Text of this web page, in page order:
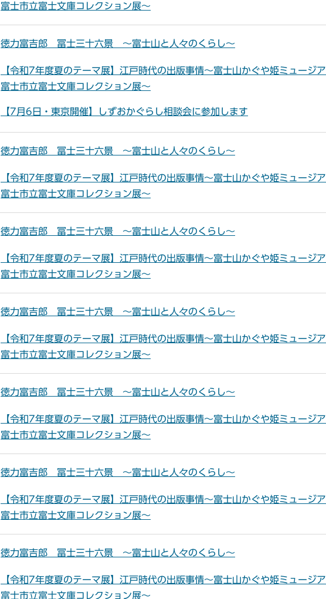
富士市立富士文庫コレクション展～
徳力富吉郎 冨士三十六景 ～富士山と人々のくらし～
【令和7年度夏のテーマ展】江戸時代の出版事情～富士山かぐや姫ミュージア
富士市立富士文庫コレクション展～
【7月6日・東京開催】しずおかぐらし相談会に参加します
徳力富吉郎 冨士三十六景 ～富士山と人々のくらし～
【令和7年度夏のテーマ展】江戸時代の出版事情～富士山かぐや姫ミュージア
富士市立富士文庫コレクション展～
徳力富吉郎 冨士三十六景 ～富士山と人々のくらし～
【令和7年度夏のテーマ展】江戸時代の出版事情～富士山かぐや姫ミュージア
富士市立富士文庫コレクション展～
徳力富吉郎 冨士三十六景 ～富士山と人々のくらし～
【令和7年度夏のテーマ展】江戸時代の出版事情～富士山かぐや姫ミュージア
富士市立富士文庫コレクション展～
徳力富吉郎 冨士三十六景 ～富士山と人々のくらし～
【令和7年度夏のテーマ展】江戸時代の出版事情～富士山かぐや姫ミュージア
富士市立富士文庫コレクション展～
徳力富吉郎 冨士三十六景 ～富士山と人々のくらし～
【令和7年度夏のテーマ展】江戸時代の出版事情～富士山かぐや姫ミュージア
富士市立富士文庫コレクション展～
徳力富吉郎 冨士三十六景 ～富士山と人々のくらし～
【令和7年度夏のテーマ展】江戸時代の出版事情～富士山かぐや姫ミュージア
富士市立富士文庫コレクション展～